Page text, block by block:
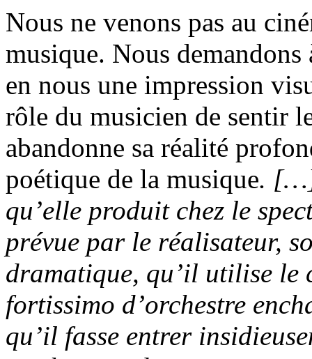
Nous ne venons pas au
musique. Nous
en nous une impression
rôle du musicien de sentir
abandonne sa réalité
poétique de la musique. […]
qu’elle produit chez le
prévue par le réalisateur,
dramatique, qu’il utilise le
fortissimo d’orchestre
qu’il fasse entrer